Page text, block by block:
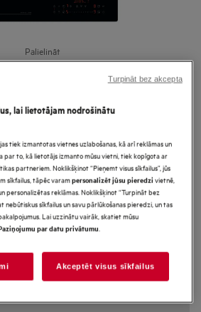
Palielināt
integrētu nosūcēju
Left Bridge ar
virtuves plānošanas brīvību.
zonu ar funkciju “Bridge”.
lai lietotājam nodrošinātu
tiek izmantotas vietnes uzlabošanas, kā arī reklāmas un
par to, kā lietotājs izmanto mūsu vietni, tiek kopīgota ar
partneriem. Noklikšķinot “Pieņemt visus sīkfailus”, jūs
sīkfailus, tāpēc varampersonalizēt jūsu pieredzivietnē,
personalizētas reklāmas. Noklikšķinot “Turpināt bez
nebūtiskus sīkfailus un savu pārlūkošanas pieredzi, un tas
Lai uzzinātu vairāk, skatiet mūsu
par datu privātumu.
Akceptēt visus sīkfailus
Turpināt bez akcepta